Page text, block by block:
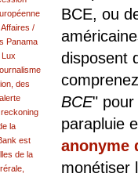
BCE, ou
disposent
BCE" pour
parapluie
anonyme
monétiser
/
Panama
des
la
est
de la